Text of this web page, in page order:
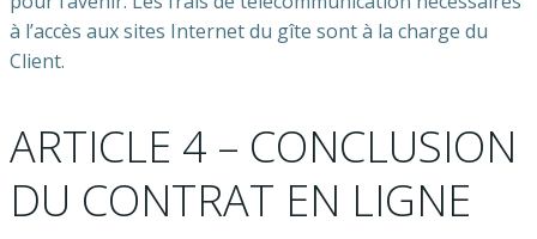
à l’accès aux sites Internet du gîte sont à la charge du
Client.
ARTICLE 4 – CONCLUSION
DU CONTRAT EN LIGNE